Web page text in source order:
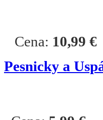
Cena: 10,99 €
Pesnicky a